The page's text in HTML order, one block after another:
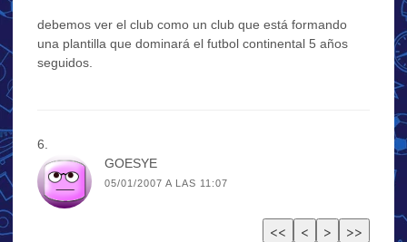
debemos ver el club como un club que está formando
una plantilla que dominará el futbol continental 5 años
seguidos.
GOESYE
05/01/2007 A LAS 11:07